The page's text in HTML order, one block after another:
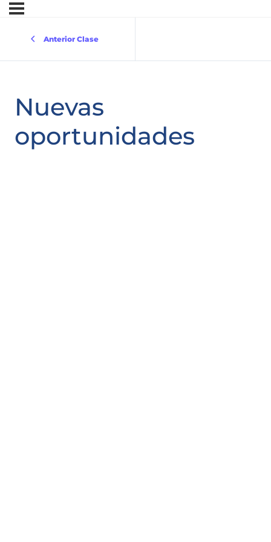
Anterior Clase
Nuevas
oportunidades